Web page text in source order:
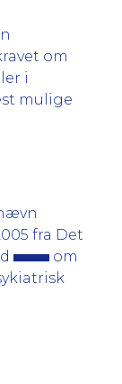
om
i
mulige
fra Det
om